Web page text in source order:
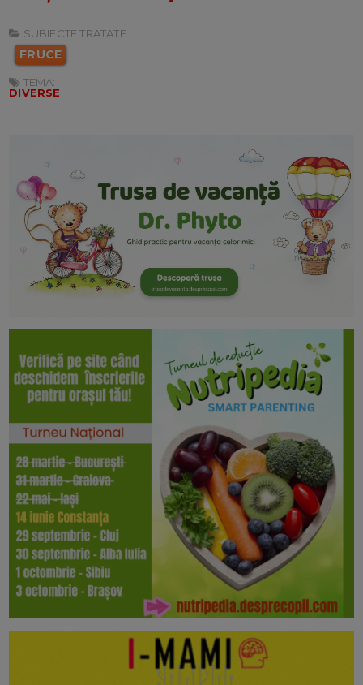
SUBIECTE TRATATE:
FRUCE
TEMA:
DIVERSE